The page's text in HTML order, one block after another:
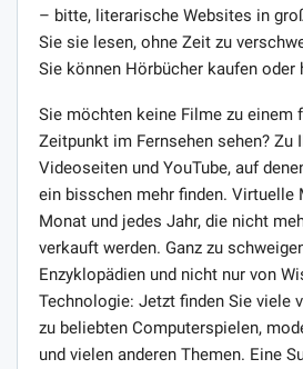
– bitte, literarische Websites in
Sie sie lesen, ohne Zeit zu
Sie können Hörbücher kaufen oder
Sie möchten keine Filme zu einem
Zeitpunkt im Fernsehen sehen? Zu
Videoseiten und YouTube, auf
ein bisschen mehr finden. Virtuelle
Monat und jedes Jahr, die nicht
verkauft werden. Ganz zu
Enzyklopädien und nicht nur von
Technologie: Jetzt finden Sie viele
zu beliebten Computerspielen,
und vielen anderen Themen. Eine